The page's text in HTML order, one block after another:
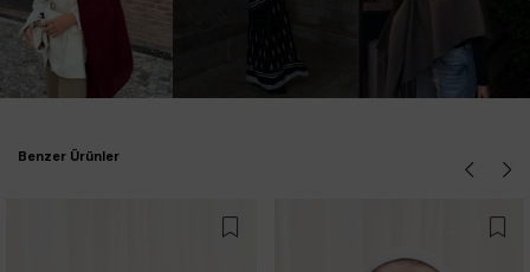
Benzer Ürünler